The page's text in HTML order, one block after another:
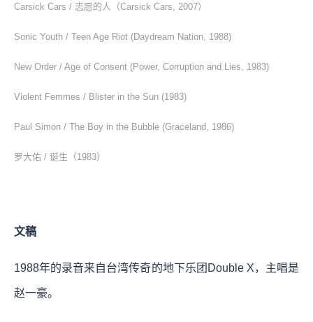
Carsick Cars / 志愿的人（Carsick Cars, 2007）
Sonic Youth / Teen Age Riot (Daydream Nation, 1988)
New Order / Age of Consent (Power, Corruption and Lies, 1983)
Violent Femmes / Blister in the Sun (1983)
Paul Simon / The Boy in the Bubble (Graceland, 1986)
罗大佑 / 诞生（1983）
文稿
1988年的录音来自台湾传奇的地下乐团Double X，主唱是
赵一豪。